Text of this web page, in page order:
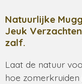
Natuurlijke
Jeuk
zalf.
Laat de natuur
hoe